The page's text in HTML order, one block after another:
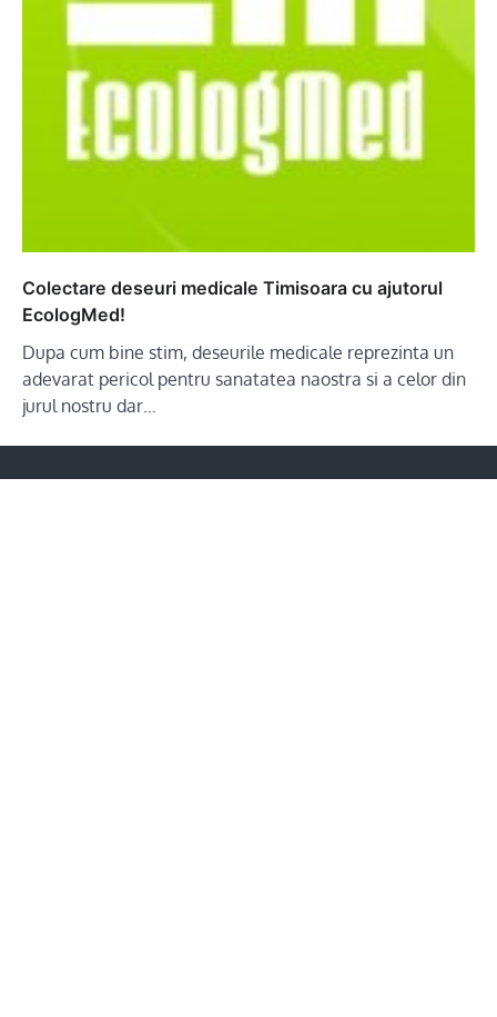
Colectare deseuri medicale Timisoara cu ajutorul
EcologMed!
Dupa cum bine stim, deseurile medicale reprezinta un
adevarat pericol pentru sanatatea naostra si a celor din
jurul nostru dar…